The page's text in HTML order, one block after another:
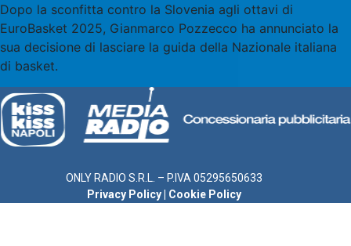
Dopo la sconfitta contro la Slovenia agli ottavi di
EuroBasket 2025, Gianmarco Pozzecco ha annunciato la
sua decisione di lasciare la guida della Nazionale italiana
di basket.
ONLY RADIO S.R.L. – P.IVA 05295650633
Privacy Policy
Cookie Policy